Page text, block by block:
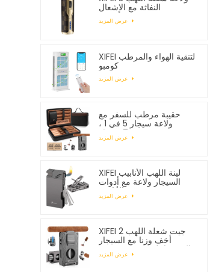
النفاثة مع الإشعال
الإلكتروني
XIFEI لتنقية الهواء والمرطب
كومبو
حقيبة مرطب للسفر مع
ولاعة سيجار 5 في 1 ،
تستوعب 7 سيجار
XIFEI لينة اللهب الأنابيب
السيجار ولاعة مع أدوات
الأنابيب
XIFEI 2 جيت شعلة اللهب
أخف وزنا مع السيجار
Vcutter لكمة حامل رسم
محسن